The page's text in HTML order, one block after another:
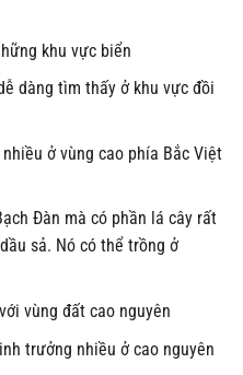
khu vực biển
dàng tìm thấy ở khu vực đồi
ở vùng cao phía Bắc Việt
Đàn mà có phần lá cây rất
sả. Nó có thể trồng ở
vùng đất cao nguyên
trưởng nhiều ở cao nguyên